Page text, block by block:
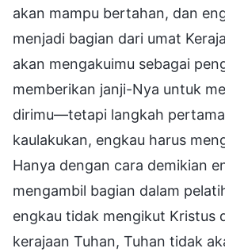
akan mampu bertahan, dan
menjadi bagian dari umat
akan mengakuimu sebagai
memberikan janji-Nya untuk
dirimu—tetapi langkah
kaulakukan, engkau harus
Hanya dengan cara demikian
mengambil bagian dalam
engkau tidak mengikut Kristus
kerajaan Tuhan, Tuhan tidak